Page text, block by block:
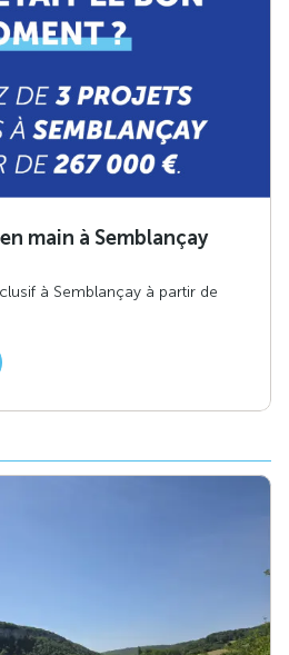
main à Semblançay
à Semblançay à partir de